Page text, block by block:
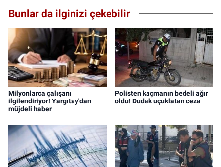
Bunlar da ilginizi çekebilir
Milyonlarca çalışanı
ilgilendiriyor! Yargıtay'dan
müjdeli haber
Polisten kaçmanın bedeli ağır
oldu! Dudak uçuklatan ceza